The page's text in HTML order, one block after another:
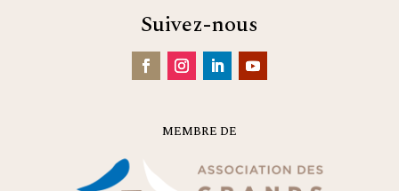
Suivez-nous
MEMBRE DE